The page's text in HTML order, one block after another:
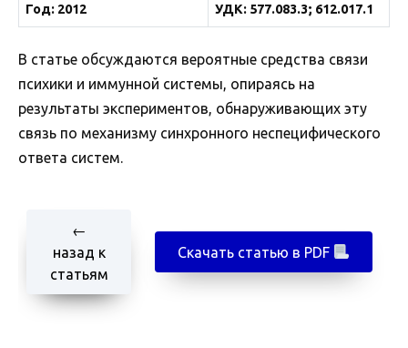
Год: 2012 УДК: 577.083.3; 612.017.1
В статье обсуждаются вероятные средства связи
психики и иммунной системы, опираясь на
результаты экспериментов, обнаруживающих эту
связь по механизму синхронного неспецифического
ответа систем.
←
назад к
статьям
Скачать статью в PDF